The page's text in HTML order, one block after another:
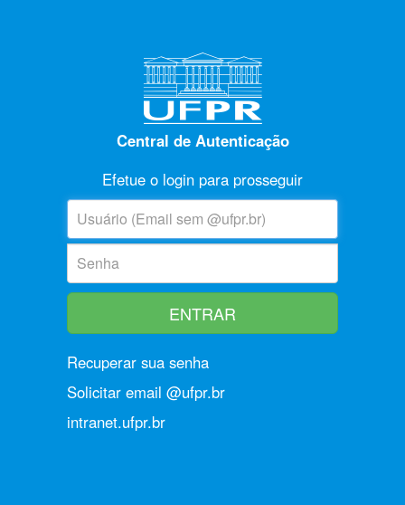
Central de Autenticação
Efetue o login para prosseguir
U
Senha:
Recuperar sua senha
Solicitar email @ufpr.br
intranet.ufpr.br